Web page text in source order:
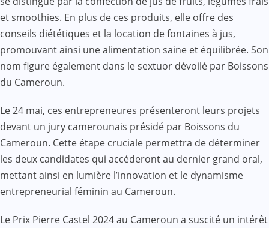
et smoothies. En plus de ces produits, elle offre des
conseils diététiques et la location de fontaines à jus,
promouvant ainsi une alimentation saine et équilibrée. Son
nom figure également dans le sextuor dévoilé par Boissons
du Cameroun.
Le 24 mai, ces entrepreneures présenteront leurs projets
devant un jury camerounais présidé par Boissons du
Cameroun. Cette étape cruciale permettra de déterminer
les deux candidates qui accéderont au dernier grand oral,
mettant ainsi en lumière l’innovation et le dynamisme
entrepreneurial féminin au Cameroun.
Le Prix Pierre Castel 2024 au Cameroun a suscité un intérêt